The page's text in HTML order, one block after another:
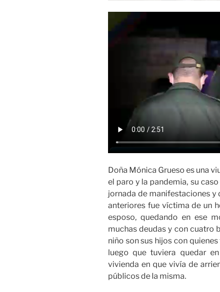
Doña Mónica Grueso es una
el paro y la pandemia, su
jornada de manifestaciones y
anteriores fue víctima de un
esposo, quedando en ese
muchas deudas y con cuatro
niño son sus hijos con
luego que tuviera quedar
vivienda en que vivía de
públicos de la misma.